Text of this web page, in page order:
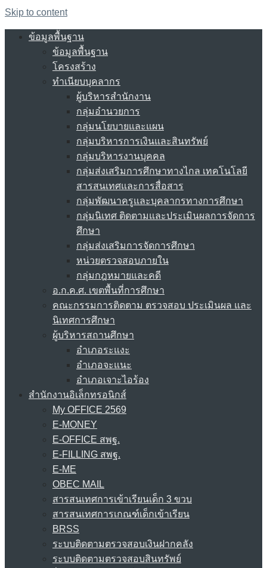
Skip to content
ข้อมูลพื้นฐาน
ข้อมูลพื้นฐาน
โครงสร้าง
ทำเนียบบุคลากร
ผู้บริหารสำนักงาน
กลุ่มอำนวยการ
กลุ่มนโยบายและแผน
กลุ่มบริหารการเงินและสินทรัพย์
กลุ่มบริหารงานบุคคล
กลุ่มส่งเสริมการศึกษาทางไกล เทคโนโลยี
สารสนเทศและการสื่อสาร
กลุ่มพัฒนาครูและบุคลากรทางการศึกษา
กลุ่มนิเทศ ติดตามและประเมินผลการจัดการ
ศึกษา
กลุ่มส่งเสริมการจัดการศึกษา
หน่วยตรวจสอบภายใน
กลุ่มกฎหมายและคดี
อ.ก.ค.ศ. เขตพื้นที่การศึกษา
คณะกรรมการติดตาม ตรวจสอบ ประเมินผล และ
นิเทศการศึกษา
ผู้บริหารสถานศึกษา
อำเภอระแงะ
อำเภอจะแนะ
อำเภอเจาะไอร้อง
สำนักงานอิเล็กทรอนิกส์
My OFFICE 2569
E-MONEY
E-OFFICE สพฐ.
E-FILLING สพฐ.
E-ME
OBEC MAIL
สารสนเทศการเข้าเรียนเด็ก 3 ขวบ
สารสนเทศการเกณฑ์เด็กเข้าเรียน
BRSS
ระบบติดตามตรวจสอบเงินฝากคลัง
ระบบติดตามตรวจสอบสินทรัพย์